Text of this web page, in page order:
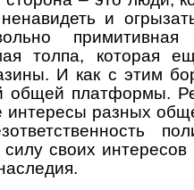
и
примитивная
толпа, которая
И как с этим
общей платформы.
интересы разных
силу своих